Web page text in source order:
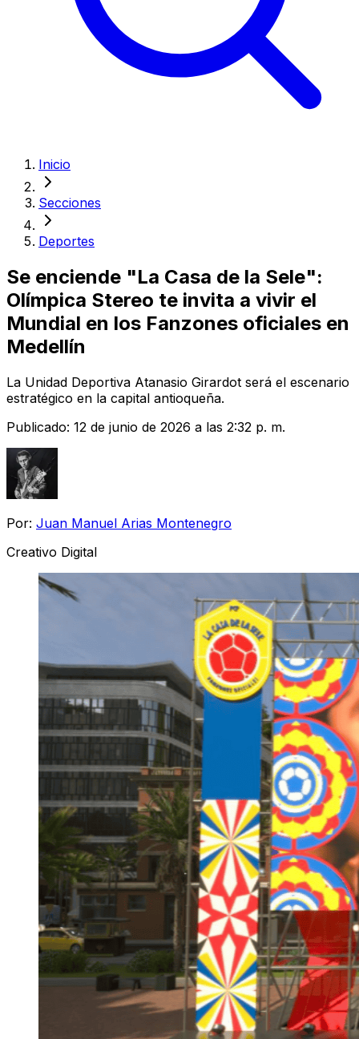
Inicio
Secciones
Deportes
Se enciende "La Casa de la Sele":
Olímpica Stereo te invita a vivir el
Mundial en los Fanzones oficiales en
Medellín
La Unidad Deportiva Atanasio Girardot será el escenario
estratégico en la capital antioqueña.
Publicado: 12 de junio de 2026 a las 2:32 p. m.
Por: Juan Manuel Arias Montenegro
Creativo Digital